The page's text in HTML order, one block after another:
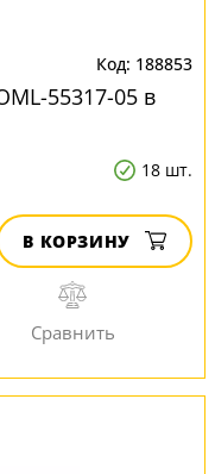
188853
55317-05 в
18 шт.
В КОРЗИНУ